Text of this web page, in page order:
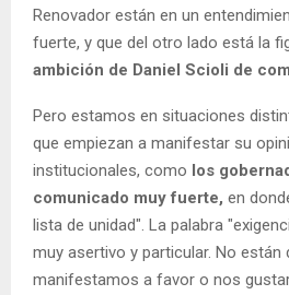
Renovador están en un
fuerte, y que del otro lado está la
ambición de Daniel Scioli de
Pero estamos en situaciones
que empiezan a manifestar su
institucionales, como los
comunicado muy fuerte, en
lista de unidad". La palabra
muy asertivo y particular. No están
manifestamos a favor o nos